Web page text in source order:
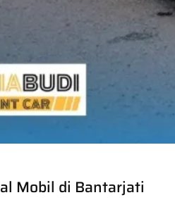
Mobil di Bantarjati